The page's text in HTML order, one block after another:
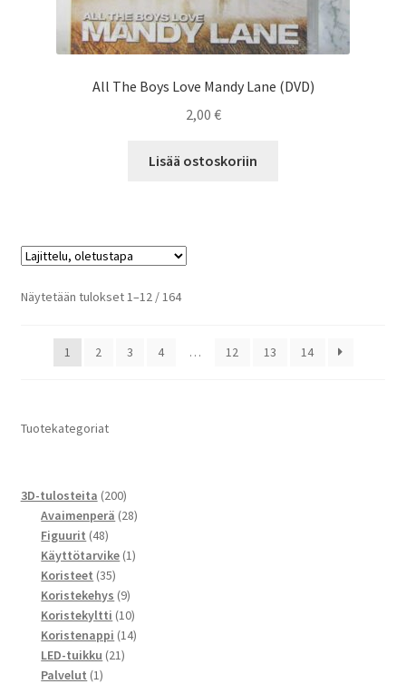
All The Boys Love Mandy Lane (DVD)
2,00 €
Lisää ostoskoriin
Näytetään tulokset 1–12 / 164
1 2 3 4 … 12 13 14
Tuotekategoriat
3D-tulosteita 200200
tuotetta
Avaimenperä 2828
Figuurit 4848
tuotetta
Käyttötarvike 11
Koristeet 3535
tuotetta
Koristekehys 99
tuotetta
Koristekyltti 1010
tuotetta
Koristenappi 1414
LED-tuikku 2121
Palvelut 11